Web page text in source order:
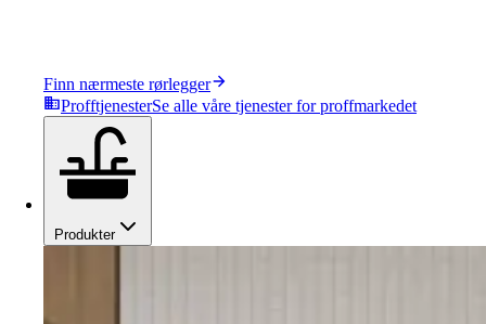
Finn nærmeste rørlegger
ProfftjenesterSe alle våre tjenester for proffmarkedet
Produkter